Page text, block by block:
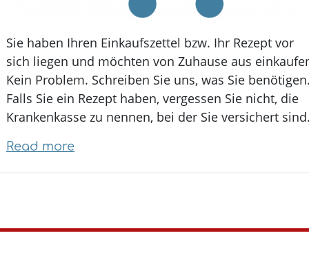
Sie haben Ihren Einkaufszettel bzw. Ihr Rezept vor
sich liegen und möchten von Zuhause aus
Kein Problem. Schreiben Sie uns, was Sie
Falls Sie ein Rezept haben, vergessen Sie nicht, die
Krankenkasse zu nennen, bei der Sie versichert
Read more